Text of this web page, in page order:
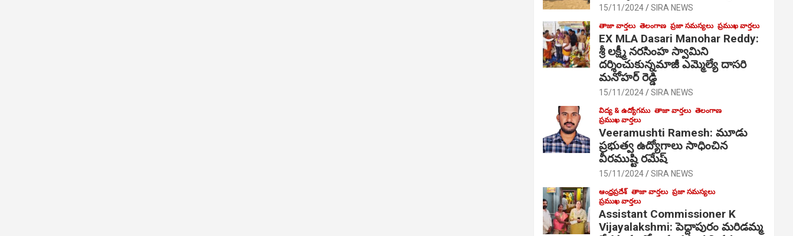
15/11/2024 SIRA NEWS
తాజా వార్తలు తెలంగాణ ప్రజా సమస్యలు ప్రముఖ వార్తలు
EX MLA Dasari Manohar Reddy:
శ్రీ లక్ష్మీ నరసింహ స్వామిని
దర్శించుకున్నమాజీ ఎమ్మెల్యే దాసరి
మనోహర్ రెడ్డి
15/11/2024 SIRA NEWS
విద్య & ఉద్యోగము తాజా వార్తలు తెలంగాణ
ప్రముఖ వార్తలు
Veeramushti Ramesh: మూడు
ప్రభుత్వ ఉద్యోగాలు సాధించిన
వీరముష్టి రమేష్
15/11/2024 SIRA NEWS
ఆంధ్రప్రదేశ్ తాజా వార్తలు ప్రజా సమస్యలు
ప్రముఖ వార్తలు
Assistant Commissioner K
Vijayalakshmi: పెద్దాపురం మరిడమ్మ